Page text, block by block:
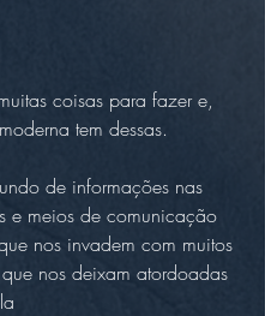
coisas para fazer e,
tem dessas.
de informações nas
e meios de comunicação
nos invadem com muitos
que nos deixam atordoadas